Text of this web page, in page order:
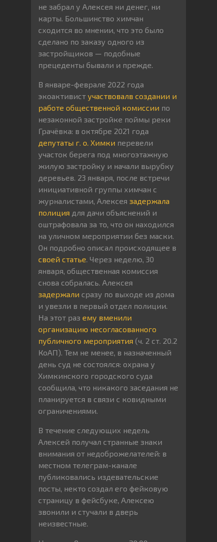
не забрал у Алексея ни денег, ни
карты. Большинство химчан
сходится во мнении, что это было
сделано по заказу одного из
застройщиков — подобные
прецеденты бывали и прежде.
В январе-феврале 2022 года
экоактивист участвовалв создании и
работе общественной комиссии по
незаконной застройке поймы реки
Грачёвка: в октябре 2021 года
депутаты г. о. Химки перевели
участок берега под многоэтажную
жилую застройку и начали вырубку
деревьев. 23 января, после встречи
инициативной группы химчан с
журналистами, Алексея задержала
полиция для дачи объяснений и
оштрафовала за то, что он находился
на уличном мероприятии без маски.
Он подробно описал происходящее в
своей статье . Через неделю, 30
января, общественная комиссия
снова собралась. Алексея
задержали сразу по выходе из дома
и увезли в первый отдел полиции.
На этот раз ему вменили
организацию несогласованного
публичного мероприятия (ч. 2 ст. 20.2
КоАП). Тем не менее, в назначенный
день суд не состоялся: охрана у
Химкинского городского суда
сообщила, что никакого заседания не
планируется в связи с ковидными
ограничениями.
В течение следующих недель
Алексей получал странные знаки
внимания от недоброжелателей: в
местном телеграм-канале
публиковались издевательские
посты, некто создал его фейковую
страницу в фейсбуке, Алексею
звонили и стучали в дверь
неизвестные.